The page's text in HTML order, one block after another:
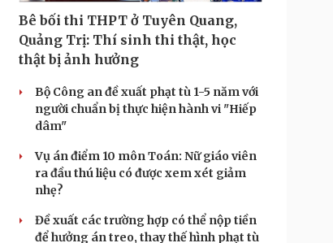
Bê bối thi THPT ở Tuyên Quang,
Quảng Trị: Thí sinh thi thật, học
thật bị ảnh hưởng
Bộ Công an đề xuất phạt tù 1-5 năm với
người chuẩn bị thực hiện hành vi "Hiếp
dâm"
Vụ án điểm 10 môn Toán: Nữ giáo viên
ra đầu thú liệu có được xem xét giảm
nhẹ?
Đề xuất các trường hợp có thể nộp tiền
để hưởng án treo, thay thế hình phạt tù